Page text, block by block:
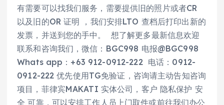
有需要可以找我们服务，需要提供旧的照片或者CR
以及旧的OR 证明 ，我们安排LTO 查档后打印出新的
发票，并送到您的手中。 想了解更多最新信息欢迎
联系和咨询我们，微信：BGC998 电报@BGC998
Whats app：+63 912-0912-222 电话：0912-
0912-222 优先使用TG免验证，咨询请主动告知咨询
项目，菲律宾MAKATI 实体公司，客户 隐私保护 安
全 可靠，可以安排工作人员上门取件或前往我们办公